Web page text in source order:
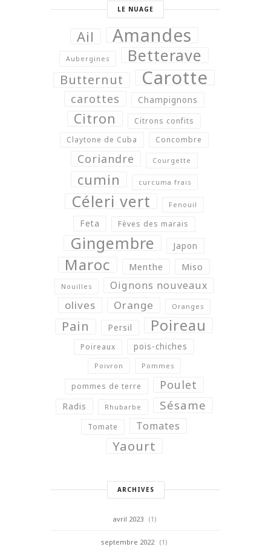
LE NUAGE
Ail Amandes
Aubergines Betterave
Butternut Carotte
carottes Champignons
Citron
Citrons confits
Claytone de Cuba
Concombre
Coriandre Courgette
cumin curcuma frais
Céleri vert Fenouil
Feta Fèves des marais
Gingembre Japon
Maroc Menthe Miso
Nouilles Oignons nouveaux
olives Orange Oranges
Pain Persil Poireau
Poireaux pois-chiches
Poivron Pommes
pommes de terre Poulet
Radis Rhubarbe Sésame
Tomate Tomates
Yaourt
ARCHIVES
avril 2023 (1)
septembre 2022 (1)